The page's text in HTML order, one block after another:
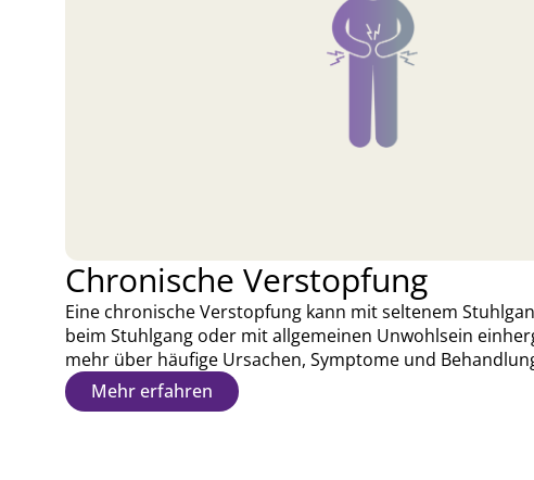
Chronische Verstopfung
Eine chronische Verstopfung kann mit seltenem
beim Stuhlgang oder mit allgemeinen Unwohlsein
mehr über häufige Ursachen, Symptome und
Mehr erfahren